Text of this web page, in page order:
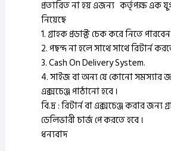
প্রতারিত না হয় এজন্য কর্তৃপক্ষ এক
নিয়েছে
1. গ্রাহক প্রডাক্ট চেক করে নিতে
2. পছন্দ না হলে সাথে সাথে রিটার্ন
3. Cash On Delivery System.
4. সাইজ বা অন্য যে কোনো সমস্যার
এক্সচেঞ্জ পাঠানো হবে ।
বি.দ্র : রিটার্ন বা এক্সচেঞ্জ করার জন্য
ডেলিভারী চার্জ পে করতে হবে ।
ধন্যবাদ